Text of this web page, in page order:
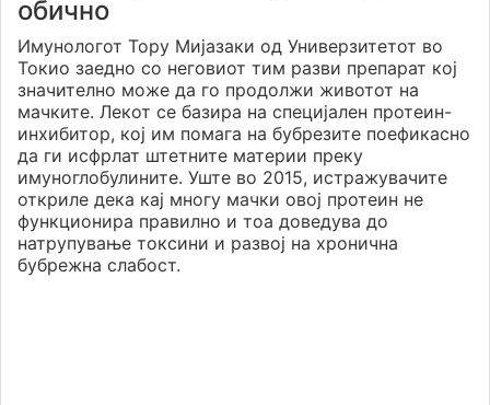
обично
Имунологот Тору Мијазаки од Универзитетот во
Токио заедно со неговиот тим разви препарат кој
значително може да го продолжи животот на
мачките. Лекот се базира на специјален протеин-
инхибитор, кој им помага на бубрезите поефикасно
да ги исфрлат штетните материи преку
имуноглобулините. Уште во 2015, истражувачите
откриле дека кај многу мачки овој протеин не
функционира правилно и тоа доведува до
натрупување токсини и развој на хронична
бубрежна слабост.